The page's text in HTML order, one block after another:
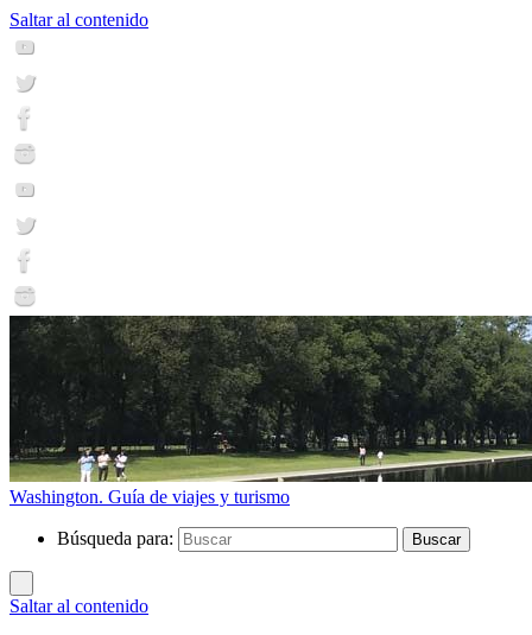
Saltar al contenido
Washington. Guía de viajes y turismo
Búsqueda para: Buscar
Saltar al contenido